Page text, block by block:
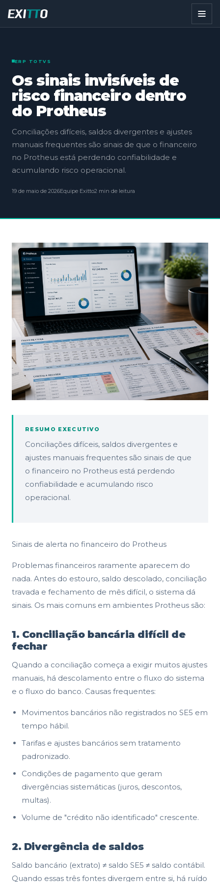
ERP TOTVS
Os sinais invisíveis de
risco financeiro dentro
do Protheus
Conciliações difíceis, saldos divergentes e ajustes
manuais frequentes são sinais de que o financeiro
no Protheus está perdendo confiabilidade e
acumulando risco operacional.
19 de maio de 2026Equipe Exitto2 min de leitura
RESUMO EXECUTIVO
Conciliações difíceis, saldos divergentes e
ajustes manuais frequentes são sinais de que
o financeiro no Protheus está perdendo
confiabilidade e acumulando risco
operacional.
Sinais de alerta no financeiro do Protheus
Problemas financeiros raramente aparecem do
nada. Antes do estouro, saldo descolado, conciliação
travada e fechamento de mês difícil, o sistema dá
sinais. Os mais comuns em ambientes Protheus são:
1. Conciliação bancária difícil de
fechar
Quando a conciliação começa a exigir muitos ajustes
manuais, há descolamento entre o fluxo do sistema
e o fluxo do banco. Causas frequentes:
Movimentos bancários não registrados no SE5 em
tempo hábil.
Tarifas e ajustes bancários sem tratamento
padronizado.
Condições de pagamento que geram
divergências sistemáticas (juros, descontos,
multas).
Volume de "crédito não identificado" crescente.
2. Divergência de saldos
Saldo bancário (extrato) ≠ saldo SE5 ≠ saldo contábil.
Quando essas três fontes divergem entre si, há ruído